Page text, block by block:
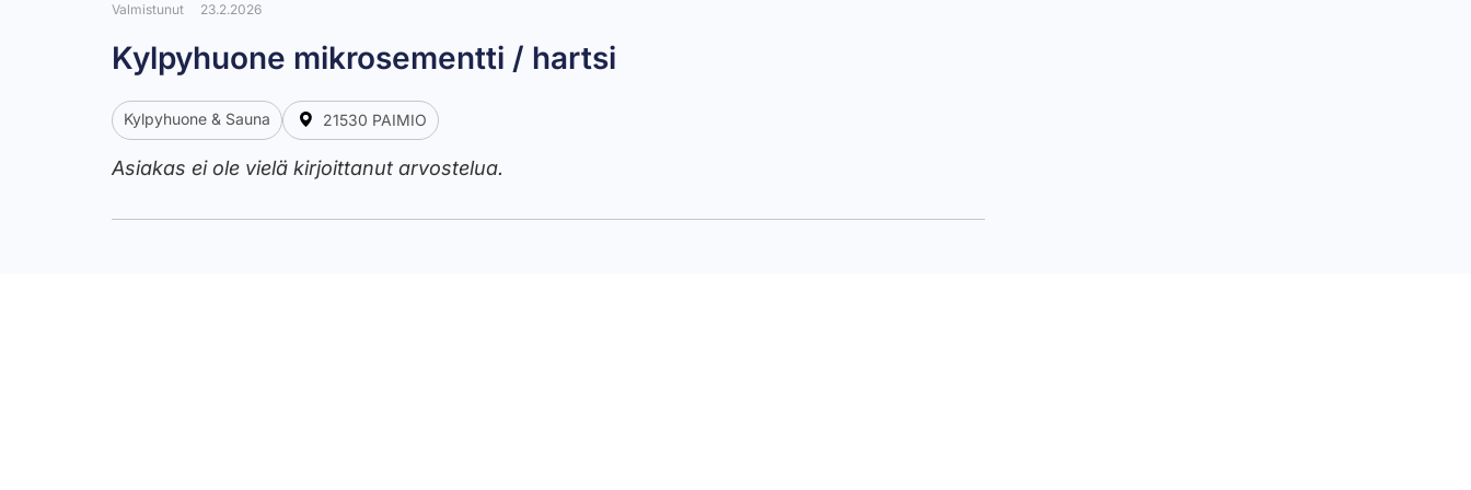
Valmistunut 23.2.2026
Kylpyhuone mikrosementti / hartsi
Kylpyhuone & Sauna 21530 PAIMIO
Asiakas ei ole vielä kirjoittanut arvostelua.